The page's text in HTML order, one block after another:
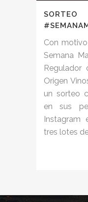
SORTEO
Con
Semana
Regulador
Origen
un sorteo
en sus
Instagram
tres lotes